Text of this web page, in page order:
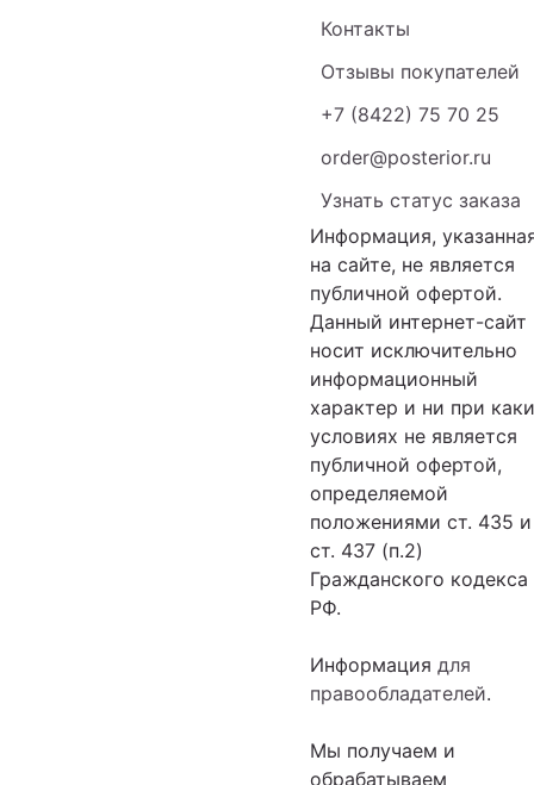
Контакты
Отзывы покупателей
+7 (8422) 75 70 25
order@posterior.ru
Узнать статус заказа
Информация,
на сайте, не является
публичной офертой.
Данный интернет-сайт
носит исключительно
информационный
характер и ни при
условиях не является
публичной офертой,
определяемой
положениями ст. 435 и
ст. 437 (п.2)
Гражданского кодекса
РФ.
Информация для
правообладателей.
Мы получаем и
обрабатываем